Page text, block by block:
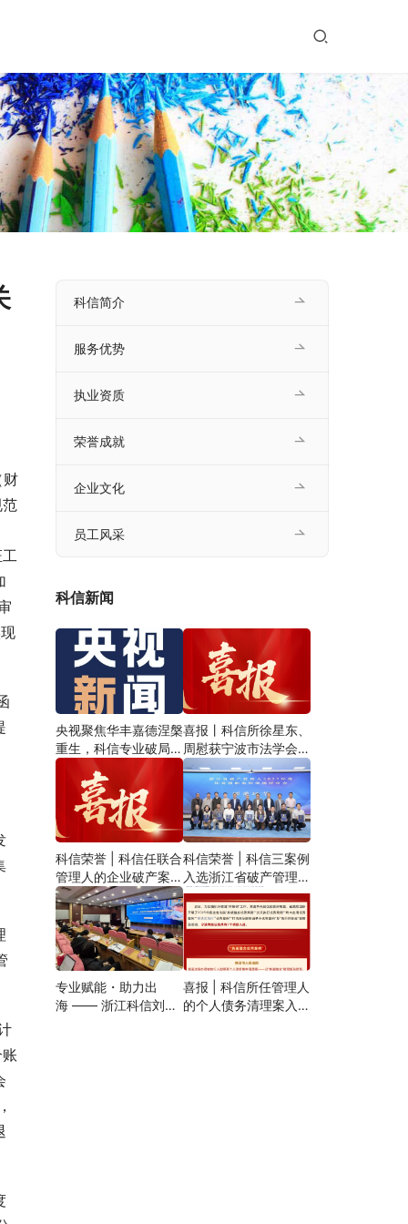
财
科信简介
服务优势
执业资质
荣誉成就
企业文化
员工风采
科信新闻
央视聚焦华丰嘉德涅槃
重生，科信专业破局书
写烂尾楼重整范本
喜报丨科信所徐星东、
周慰获宁波市法学会破
产法学研究会2026年
会论文三等奖
科信荣誉 | 科信任联合
管理人的企业破产案例
入选全省典型案例
科信荣誉 | 科信三案例
入选浙江省破产管理人
2025年度优秀履职案
例
专业赋能・助力出
海 —— 浙江科信刘文
喜报 | 科信所任管理人
的个人债务清理案入选